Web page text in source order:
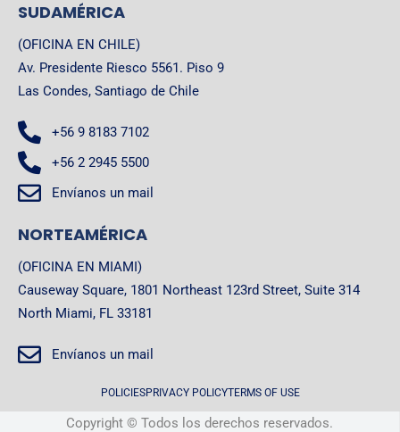
SUDAMÉRICA
(OFICINA EN CHILE)
Av. Presidente Riesco 5561. Piso 9
Las Condes, Santiago de Chile
+56 9 8183 7102
+56 2 2945 5500
Envíanos un mail
NORTEAMÉRICA
(OFICINA EN MIAMI)
Causeway Square, 1801 Northeast 123rd Street, Suite 314
North Miami, FL 33181
Envíanos un mail
POLICIESPRIVACY POLICYTERMS OF USE
Copyright © Todos los derechos reservados.